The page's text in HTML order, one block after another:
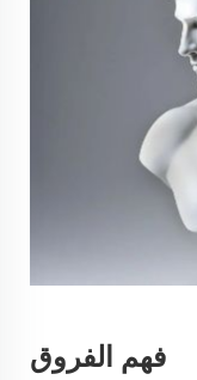
فهم الفروق